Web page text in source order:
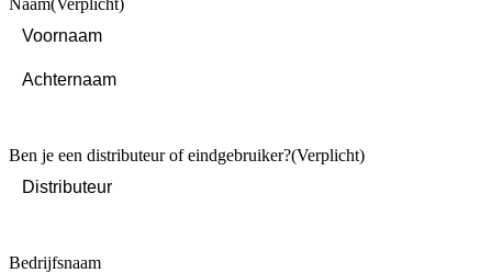
Ben je een distributeur of eindgebruiker?(Verplicht)
Bedrijfsnaam